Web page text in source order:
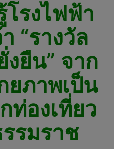
โรงไฟฟ้า
“รางวัล
ยืน” จาก
ยภาพเป็น
ท่องเที่ยว
รมราช